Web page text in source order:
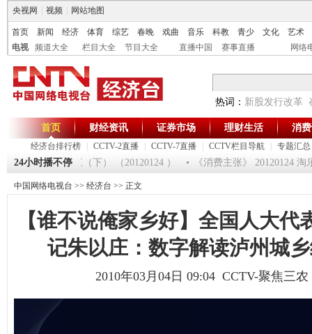
央视网 视频 网站地图
首页 新闻 经济 体育 综艺 春晚 戏曲 音乐 科教 青少 文化
艺术
电视
频道大全 栏目大全 节目大全 直播中国 赛事直播 网络
热词： 新股发行改革
首页
经济台排行榜 CCTV-2直播 CCTV-7直播 CCTV栏目导航 专题汇总
财经资讯 证券市场 理财生活 消
24小时播不停
大利 走进湛江（下） （20120124 ） 《消费主张》 20120124 淘
中国网络电视台 >> 经济台 >> 正文
【谁不说俺家乡好】全国人大代
记朱以庄：数字解读泸州城
2010年03月04日 09:04 CCTV-聚焦三农